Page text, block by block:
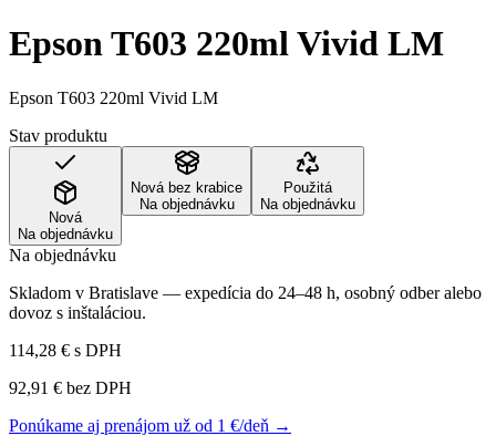
Epson T603 220ml Vivid LM
Epson T603 220ml Vivid LM
Stav produktu
Nová
Na objednávku
Nová bez krabice
Na objednávku
Použitá
Na objednávku
Na objednávku
Skladom v Bratislave — expedícia do 24–48 h, osobný odber alebo
dovoz s inštaláciou.
114,28 € s DPH
92,91 € bez DPH
Ponúkame aj prenájom už od 1 €/deň →